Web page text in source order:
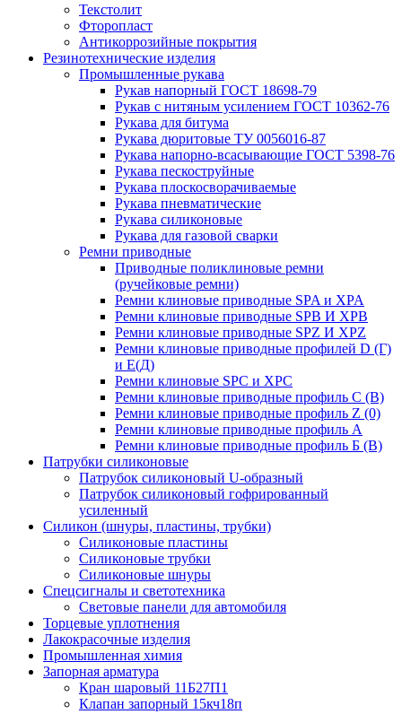
Текстолит
Фторопласт
Антикоррозийные покрытия
Резинотехнические изделия
Промышленные рукава
Рукав напорный ГОСТ 18698-79
Рукав с нитяным усилением ГОСТ 10362-76
Рукава для битума
Рукава дюритовые ТУ 0056016-87
Рукава напорно-всасывающие ГОСТ 5398-76
Рукава пескоструйные
Рукава плоскосворачиваемые
Рукава пневматические
Рукава силиконовые
Рукава для газовой сварки
Ремни приводные
Приводные поликлиновые ремни
(ручейковые ремни)
Ремни клиновые приводные SPA и XPA
Ремни клиновые приводные SPB И XPB
Ремни клиновые приводные SPZ И XPZ
Ремни клиновые приводные профилей D (Г)
и Е(Д)
Ремни клиновые SPC и XPC
Ремни клиновые приводные профиль C (В)
Ремни клиновые приводные профиль Z (0)
Ремни клиновые приводные профиль А
Ремни клиновые приводные профиль Б (B)
Патрубки силиконовые
Патрубок силиконовый U-образный
Патрубок силиконовый гофрированный
усиленный
Силикон (шнуры, пластины, трубки)
Силиконовые пластины
Силиконовые трубки
Силиконовые шнуры
Спецсигналы и светотехника
Световые панели для автомобиля
Торцевые уплотнения
Лакокрасочные изделия
Промышленная химия
Запорная арматура
Кран шаровый 11Б27П1
Клапан запорный 15кч18п